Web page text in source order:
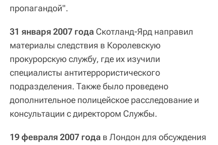
пропагандой".
31 января 2007 года Скотланд-Ярд направил
материалы следствия в Королевскую
прокурорскую службу, где их изучили
специалисты антитеррористического
подразделения. Также было проведено
дополнительное полицейское расследование и
консультации с директором Службы.
19 февраля 2007 года в Лондон для обсуждения